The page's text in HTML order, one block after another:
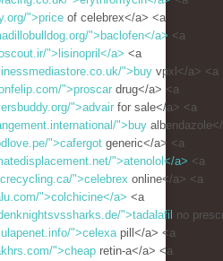
">price of celebrex</a> <a
">baclofen</a> <a
">lisinopril</a> <a
">buy vpxl</a> <a
">proscar drug</a> <a
">advair for sale</a> <a
">buy
">cafergot generic</a> <a
">atenolol</a> <a
">celebrex online</a> <a
">colchicine</a> <a
">tadalafil no
">celexapill</a> <a
">cheap retin-a</a> <a